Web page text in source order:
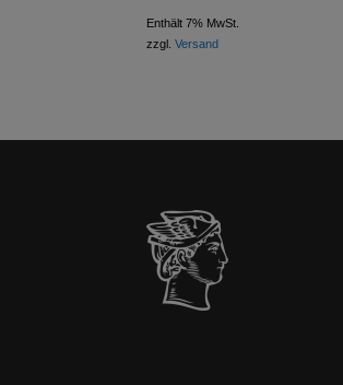
Enthält 7% MwSt.
zzgl.Versand